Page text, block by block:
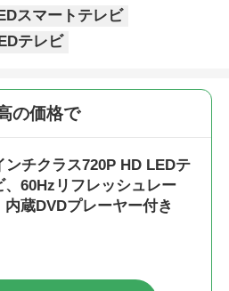
い
スマートテレビ
テレビ
の価格で
ンチクラス720P HD LEDテ
、60Hzリフレッシュレー
内蔵DVDプレーヤー付き